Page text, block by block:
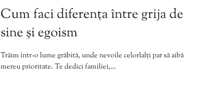
Cum faci diferența între grija de
sine și egoism
Trăim într-o lume grăbită, unde nevoile celorlalți par să aibă
mereu prioritate. Te dedici familiei,…